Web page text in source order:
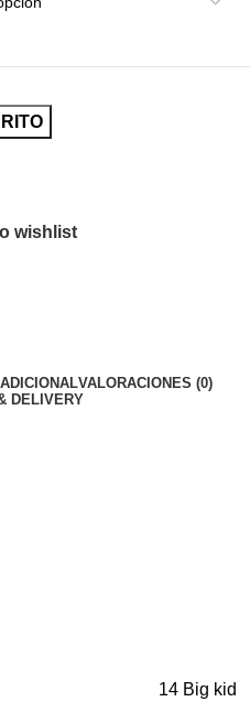
wishlist
VALORACIONES (0)
DELIVERY
14 Big kid